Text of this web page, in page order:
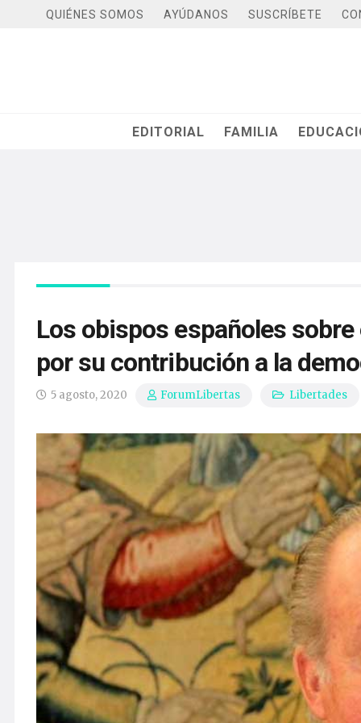
QUIÉNES SOMOS AYÚDANOS SUSCRÍBETE
EDITORIAL FAMILIA
Los obispos españoles
por su contribución a la
5 agosto, 2020 ForumLibertas Libertades